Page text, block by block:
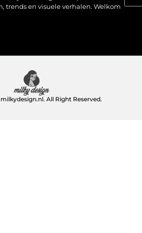
trends en visuele verhalen. Welkom
All Right Reserved.